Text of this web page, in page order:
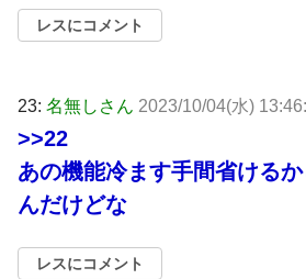
レスにコメント
23: 名無しさん 2023/10/04(水)
>>22
あの機能冷ます手間省ける
んだけどな
レスにコメント